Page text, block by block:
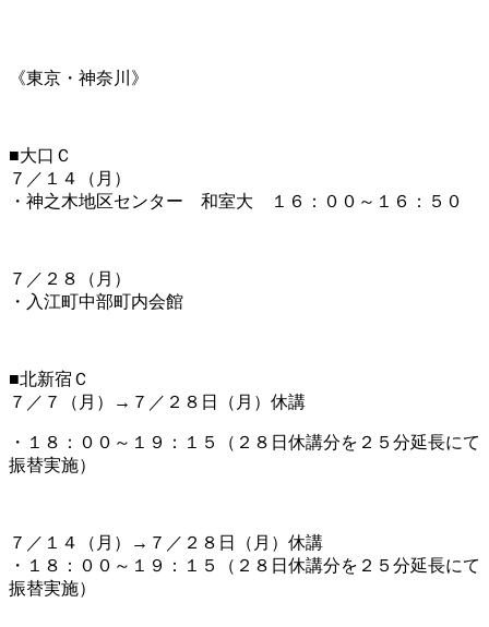
《東京・神奈川》
■大口Ｃ
７／１４（月）
・神之木地区センター 和室大 １６：００～１６：５０
７／２８
（月）
・入江町中部町内会館
■北新宿Ｃ
７／７（月）→７／２８日（月）休講
・１８：００～１９：１５（２８日休講分を２５分延長にて
振替実施）
７／１４（月）→７／２８日（月）休講
・１８：００～１９：１５（２８日休講分を２５分延長にて
振替実施）